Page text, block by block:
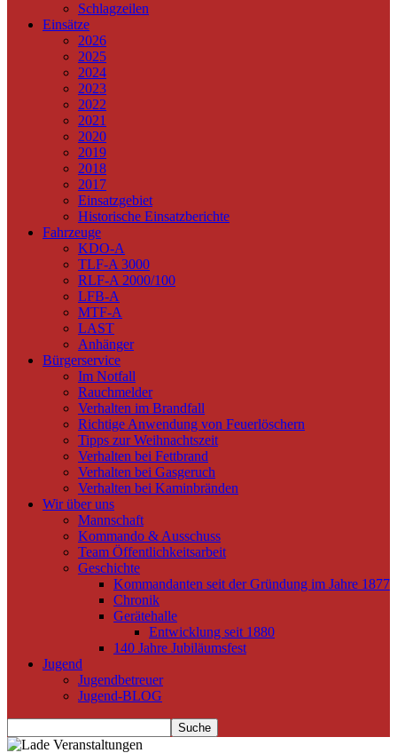
Schlagzeilen
Einsätze
2026
2025
2024
2023
2022
2021
2020
2019
2018
2017
Einsatzgebiet
Historische Einsatzberichte
Fahrzeuge
KDO-A
TLF-A 3000
RLF-A 2000/100
LFB-A
MTF-A
LAST
Anhänger
Bürgerservice
Im Notfall
Rauchmelder
Verhalten im Brandfall
Richtige Anwendung von Feuerlöschern
Tipps zur Weihnachtszeit
Verhalten bei Fettbrand
Verhalten bei Gasgeruch
Verhalten bei Kaminbränden
Wir über uns
Mannschaft
Kommando & Ausschuss
Team Öffentlichkeitsarbeit
Geschichte
Kommandanten seit der Gründung im Jahre 1877
Chronik
Gerätehalle
Entwicklung seit 1880
140 Jahre Jubiläumsfest
Jugend
Jugendbetreuer
Jugend-BLOG